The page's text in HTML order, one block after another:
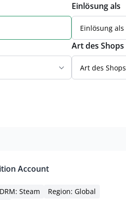
Einlösung als
Einlösung als
Art des Shops
Art des Shops
Account
DRM: Steam
Region: Global